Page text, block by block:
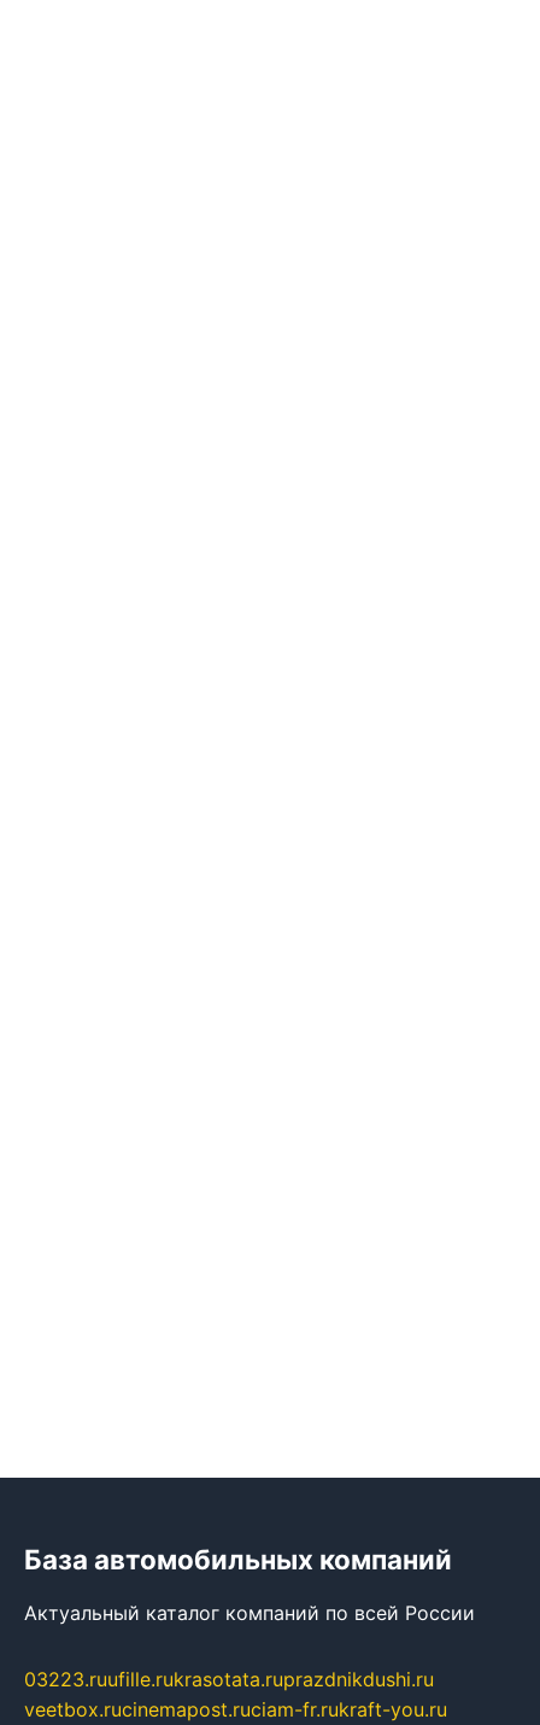
База автомобильных компаний
Актуальный каталог компаний по всей России
03223.ruufille.rukrasotata.ruprazdnikdushi.ru
veetbox.rucinemapost.ruciam-fr.rukraft-you.ru